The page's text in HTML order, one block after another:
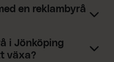
en reklambyrå
i Jönköping
växa?